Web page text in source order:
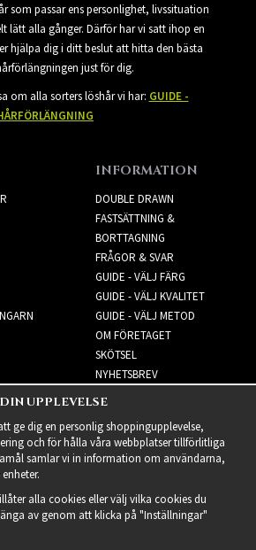
som passar ens personlighet, livssituation
lätt alla gånger. Därför har vi satt ihop en
hjälpa dig i ditt beslut att hitta den bästa
just för dig.
om alla sorters löshår vi har: GUIDE -
INFORMATION
DOUBLE DRAWN
FASTSÄTTNING &
BORTTAGNING
FRÅGOR & SVAR
GUIDE - VÄLJ FÄRG
GUIDE - VÄLJ KVALITET
GUIDE - VÄLJ METOD
OM FÖRETAGET
SKÖTSEL
NYHETSBREV
NYHETSBREV
UPPLEVELSE
ge dig en personlig shoppingupplevelse,
och för hålla våra webbplatser tillförlitliga
samlar vi in information om användarna,
alla cookies eller välj vilka cookies du
av genom att klicka på "Inställningar"